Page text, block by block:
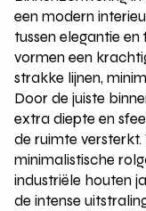
een modern
tussen elegantie
vormen een
strakke lijnen,
Door de juiste
extra diepte en
de ruimte
minimalistische
industriële houten
de intense